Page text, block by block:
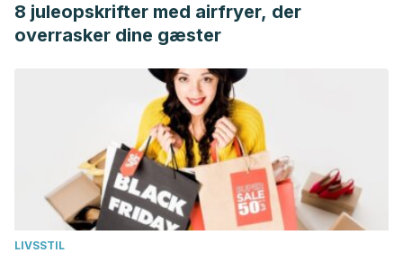
8 juleopskrifter med airfryer, der
overrasker dine gæster
LIVSSTIL